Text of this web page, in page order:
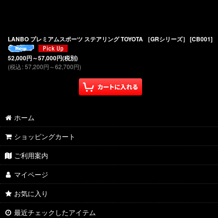
LANBO プレミアムスポーツ ステアリング TOYOTA ［GRシリーズ］ [CB001]
52,000円～57,000円(税別)
(税込:57,200円～62,700円)
ホーム
ショッピングカート
ご利用案内
マイページ
お気に入り
最近チェックしたアイテム